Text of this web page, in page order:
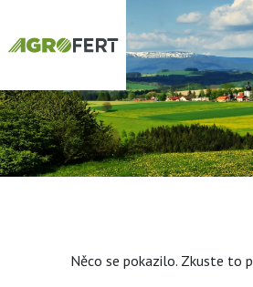
Něco se pokazilo. Zkuste to